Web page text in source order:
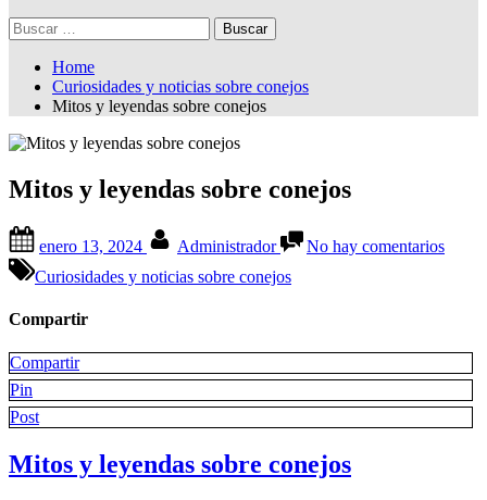
Buscar:
Home
Curiosidades y noticias sobre conejos
Mitos y leyendas sobre conejos
Mitos y leyendas sobre conejos
on
enero 13, 2024 Administrador No hay comentariosMitos
Curiosidades y noticias sobre conejos
Compartir
Compartir
Pin
Post
Mitos y leyendas sobre conejos